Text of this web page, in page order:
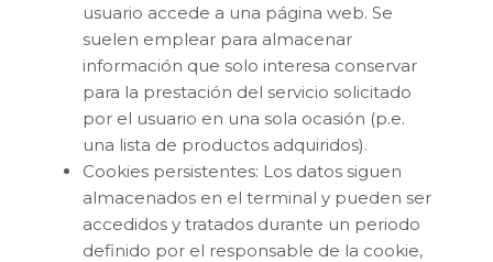
usuario accede a una página web. Se
suelen emplear para almacenar
información que solo interesa conservar
para la prestación del servicio solicitado
por el usuario en una sola ocasión (p.e.
una lista de productos adquiridos).
Cookies persistentes: Los datos siguen
almacenados en el terminal y pueden ser
accedidos y tratados durante un periodo
definido por el responsable de la cookie,